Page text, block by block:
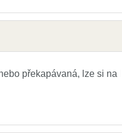
překapávaná, lze si